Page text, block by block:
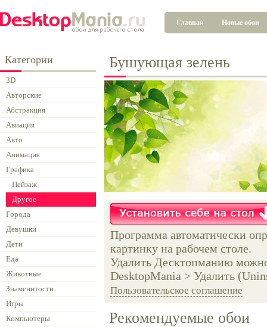
Главная Новые обои
Категории
3D
Авторские
Абстракция
Авиация
Авто
Анимация
Графика
Пейзаж
Другое
Города
Девушки
Дети
Еда
Животные
Знаменитости
Игры
Компьютеры
Бушующая зелень
Программа автоматически
картинку на рабочем столе.
Удалить Десктопманию
DesktopMania > Удалить
Пользовательское соглашение
Рекомендуемые обои